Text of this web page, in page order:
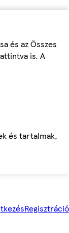
és az Összes
is. A
és tartalmak,
Regisztráció